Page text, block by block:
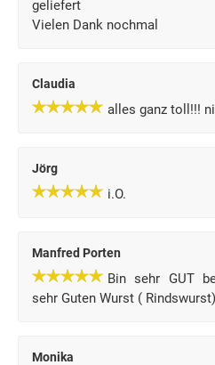
geliefert
Vielen Dank nochmal
Claudia
alles ganz toll!!!
Jörg
i.O.
Manfred Porten
Bin sehr GUT
sehr Guten Wurst ( Rindswurst)
Monika